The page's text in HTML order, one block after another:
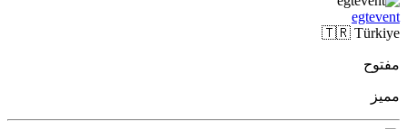
egtevent
🇹🇷 Türkiye
مفتوح
مميز